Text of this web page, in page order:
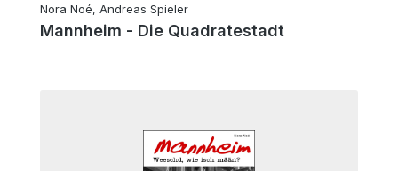
Nora Noé, Andreas Spieler
Mannheim - Die Quadratestadt